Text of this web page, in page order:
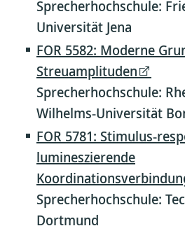
Sprecherhochschule:
Universität Jena
FOR 5582: Moderne
Streuamplituden
Sprecherhochschule:
Wilhelms-Universität
FOR 5781: Stimulus-
lumineszierende
Sprecherhochschule:
Dortmund